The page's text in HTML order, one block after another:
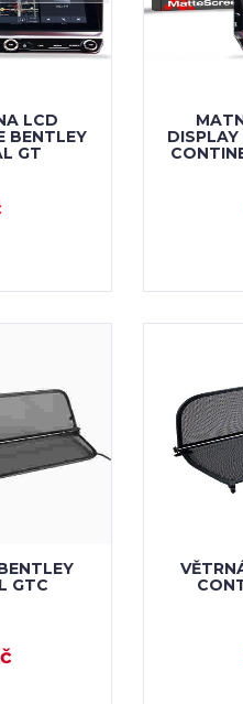
LCD
BENTLEY
GT
DISPLAY
GTC